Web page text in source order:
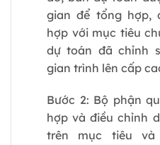
gian để tổng hợp,
hợp với mục tiêu
dự toán đã chỉnh
gian trình lên cấp
Bước 2: Bộ phận
hợp và điều chỉnh
trên mục tiêu và